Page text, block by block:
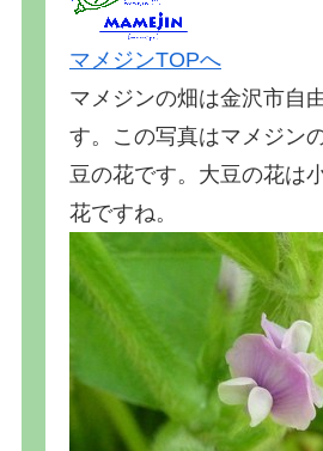
マメジンTOPへ
マメジンの畑は金沢市自
す。この写真はマメジン
豆の花です。大豆の花は
花ですね。